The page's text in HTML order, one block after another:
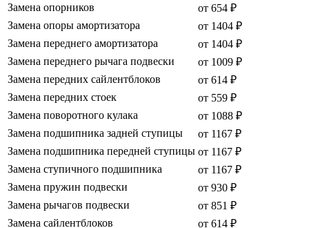
Замена опорников
от 654 ₽
Замена опоры амортизатора
от 1404 ₽
Замена переднего амортизатора
от 1404 ₽
Замена переднего рычага подвески
от 1009 ₽
Замена передних сайлентблоков
от 614 ₽
Замена передних стоек
от 559 ₽
Замена поворотного кулака
от 1088 ₽
Замена подшипника задней ступицы
от 1167 ₽
Замена подшипника передней ступицы от 1167 ₽
Замена ступичного подшипника
от 1167 ₽
Замена пружин подвески
от 930 ₽
Замена рычагов подвески
от 851 ₽
Замена сайлентблоков
от 614 ₽